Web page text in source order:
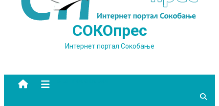
СОКОпрес
Интернет портал Сокобање